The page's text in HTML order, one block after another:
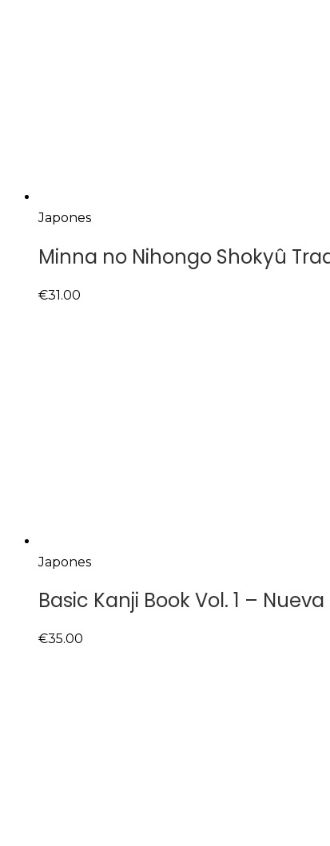
Japones
Minna no Nihongo Shokyû
€31.00
Japones
Basic Kanji Book Vol. 1 –
€35.00